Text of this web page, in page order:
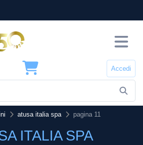
Accedi
atusa italia spa pagina 11
ITALIA SPA